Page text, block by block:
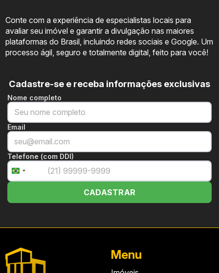
Conte com a experiência de especialistas locais para
avaliar seu imóvel e garantir a divulgação nas maiores
plataformas do Brasil, incluindo redes sociais e Google. Um
processo ágil, seguro e totalmente digital, feito para você!
Cadastre-se e receba informações exclusivas
Nome completo
Email
Telefone (com DDI)
Brazil
+55
CADASTRAR
Menu